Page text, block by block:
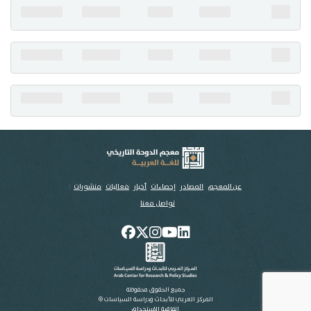
عن المعجم المصادر إحصاءات أخبار فعاليات منشورات
تواصل معنا
جميع الحقوق محفوظة
المركز العربي للأبحاث ودراسة السياسات ©